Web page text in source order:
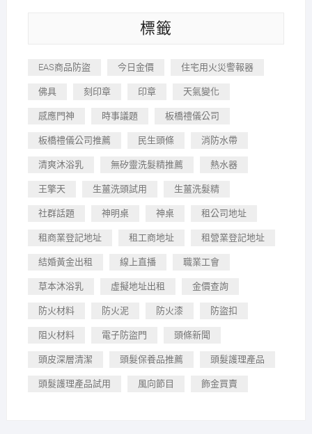
標籤
EAS商品防盜 今日金價 住宅用火災警報器
佛具 刻印章 印章 天氣變化
感應門神 時事議題 板橋禮儀公司
板橋禮儀公司推薦 民生頭條 消防水帶
清爽沐浴乳 無矽靈洗髮精推薦 熱水器
王擎天 生薑洗頭試用 生薑洗髮精
社群話題 神明桌 神桌 租公司地址
租商業登記地址 租工商地址 租營業登記地址
結婚黃金出租 線上直播 職業工會
草本沐浴乳 虛擬地址出租 金價查詢
防火材料 防火泥 防火漆 防盜扣
阻火材料 電子防盜門 頭條新聞
頭皮深層清潔 頭髮保養品推薦 頭髮護理產品
頭髮護理產品試用 風向節目 飾金買賣